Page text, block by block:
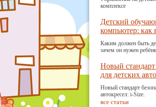
комплексе
Детский
компьютер: как
Каким должен быть
зачем он нужен
Новый стандарт
для детских
Новый стандарт
автокресел: i-Size.
все статьи